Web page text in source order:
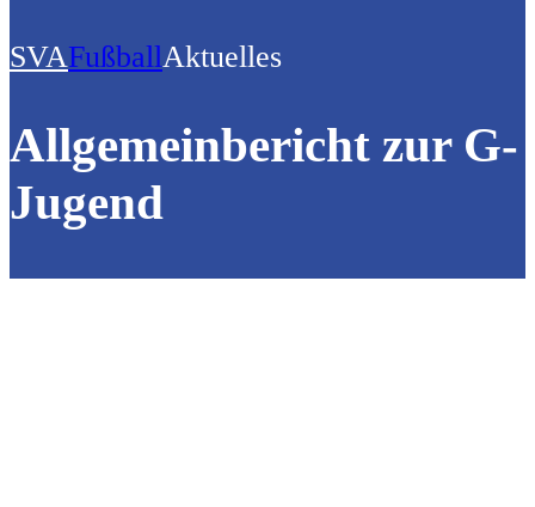
SVAFußballAktuelles
Allgemeinbericht zur G-
Jugend